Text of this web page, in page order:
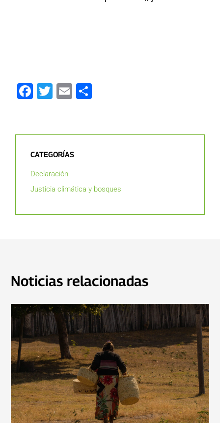
Facebook
Twitter
Email
CATEGORÍAS
Declaración
Justicia climática y bosques
Noticias relacionadas